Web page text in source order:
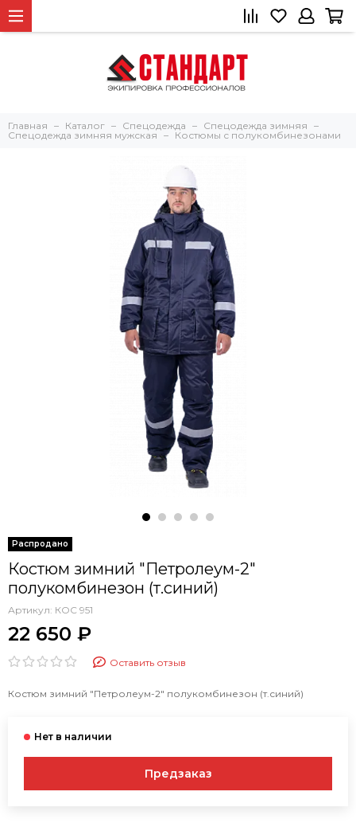
Главная Каталог Спецодежда
Спецодежда зимняя
Спецодежда зимняя мужская
Костюмы с полукомбинезонами
Костюм зимний "Петролеум-2"
полукомбинезон (т.синий)
Артикул: КОС 951
22 650 ₽
Оставить отзыв
Костюм зимний "Петролеум-2" полукомбинезон (т.синий)
Предзаказ